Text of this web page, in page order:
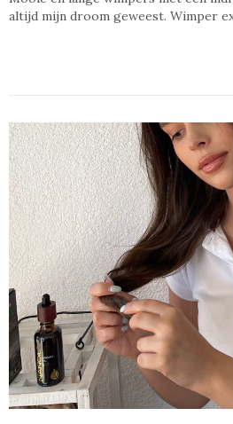
altijd mijn droom geweest. Wimper